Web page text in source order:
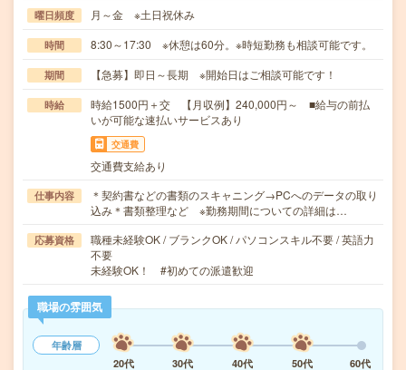
曜日頻度 月～金 ※土日祝休み
時間 8:30～17:30 ※休憩は60分。※時短勤務も相談可能です。
期間 【急募】即日～長期 ※開始日はご相談可能です！
時給
時給1500円＋交 【月収例】240,000円～ ■給与の前払
いが可能な速払いサービスあり
交通費
交通費支給あり
仕事内容
＊契約書などの書類のスキャニング→PCへのデータの取り
込み＊書類整理など ※勤務期間についての詳細は…
応募資格
職種未経験OK / ブランクOK / パソコンスキル不要 / 英語力
不要
未経験OK！ #初めての派遣歓迎
職場の雰囲気
年齢層
20代
30代 40代 50代
60代